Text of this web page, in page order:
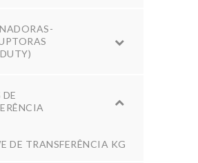
DE
DE TRANSFERÊNCIA KG